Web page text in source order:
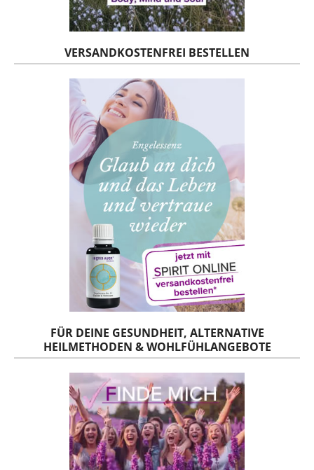
VERSANDKOSTENFREI BESTELLEN
FÜR DEINE GESUNDHEIT, ALTERNATIVE
HEILMETHODEN & WOHLFÜHLANGEBOTE